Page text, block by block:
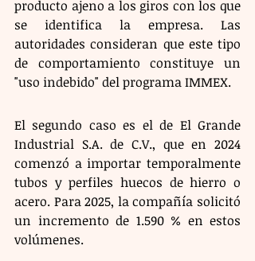
producto ajeno a los giros con los que
se identifica la empresa. Las
autoridades consideran que este tipo
de comportamiento constituye un
"uso indebido" del programa IMMEX.
El segundo caso es el de El Grande
Industrial S.A. de C.V., que en 2024
comenzó a importar temporalmente
tubos y perfiles huecos de hierro o
acero. Para 2025, la compañía solicitó
un incremento de 1.590 % en estos
volúmenes.